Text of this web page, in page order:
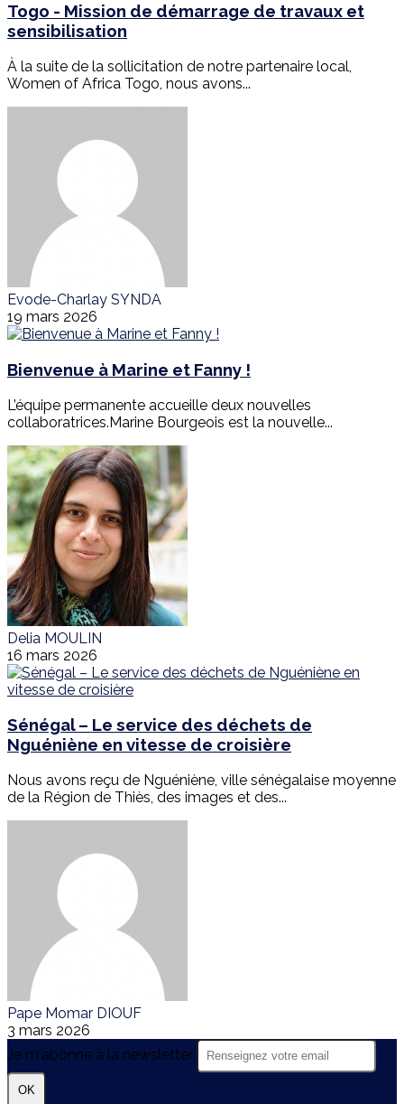
Togo - Mission de démarrage de travaux et
sensibilisation
À la suite de la sollicitation de notre partenaire local,
Women of Africa Togo, nous avons...
Evode-Charlay SYNDA
19 mars 2026
Bienvenue à Marine et Fanny !
L’équipe permanente accueille deux nouvelles
collaboratrices.Marine Bourgeois est la nouvelle...
Delia MOULIN
16 mars 2026
Sénégal – Le service des déchets de
Nguéniène en vitesse de croisière
Nous avons reçu de Nguéniène, ville sénégalaise moyenne
de la Région de Thiès, des images et des...
Pape Momar DIOUF
3 mars 2026
Je m'abonne à la newsletter
OK